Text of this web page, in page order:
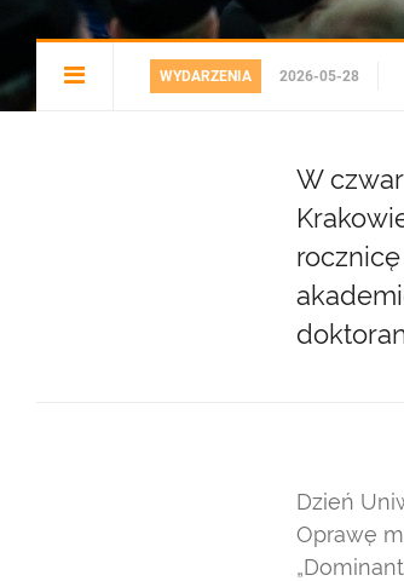
Open
WYDARZENIA 2026-05-28
W
Dzień
Oprawę